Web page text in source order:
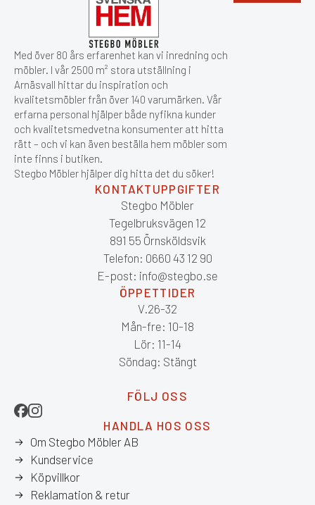
Med över 80 års erfarenhet kan vi inredning och
möbler. I vår 2500 m² stora utställning i
Arnäsvall hittar du inspiration och
kvalitetsmöbler från över 140 varumärken. Vår
erfarna personal hjälper både nyfikna kunder
och kvalitetsmedvetna konsumenter att hitta
rätt – och vi kan även beställa hem möbler som
inte finns i butiken.
Stegbo Möbler hjälper dig hitta det du söker!
KONTAKTUPPGIFTER
Stegbo Möbler
Tegelbruksvägen 12
891 55 Örnsköldsvik
Telefon: 0660 43 12 90
E-post: info@stegbo.se
ÖPPETTIDER
V.26-32
Mån-fre: 10-18
Lör: 11-14
Söndag: Stängt
FÖLJ OSS
HANDLA HOS OSS
Om Stegbo Möbler AB
Kundservice
Köpvillkor
Reklamation & retur